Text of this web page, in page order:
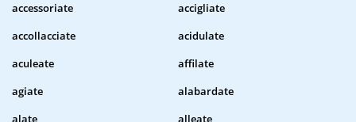
accessoriate
accigliate
accollacciate
acidulate
aculeate
affilate
agiate
alabardate
alate
alleate